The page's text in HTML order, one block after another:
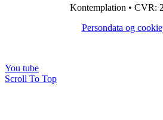
Kontemplation • CVR:
Persondata og
You tube
Scroll To Top